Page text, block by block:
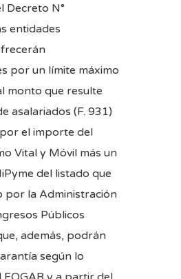
Decreto N°
entidades
por un límite máximo
monto que resulte
asalariados (F. 931)
el importe del
Vital y Móvil más un
del listado que
por la Administración
Públicos
además, podrán
según lo